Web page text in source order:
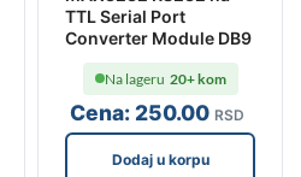
TTL Serial Port
Converter Module DB9
Cena: 250.00 RSD
Na lageru 20+ kom
Dodaj u korpu